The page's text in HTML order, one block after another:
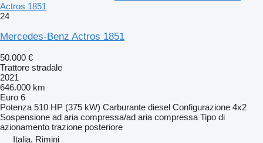
Actros 1851
24
Mercedes-Benz Actros 1851
50.000 €
Trattore stradale
2021
646.000 km
Euro 6
Potenza 510 HP (375 kW) Carburante diesel Configurazione 4x2
Sospensione ad aria compressa/ad aria compressa Tipo di
azionamento trazione posteriore
Italia, Rimini